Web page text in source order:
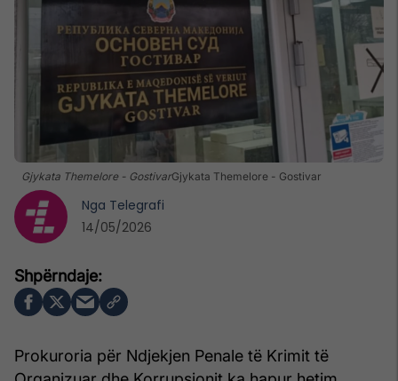
Gjykata Themelore - GostivarGjykata Themelore - Gostivar
Prokuroria për Ndjekjen Penale të Krimit të
Nga Telegrafi
14/05/2026